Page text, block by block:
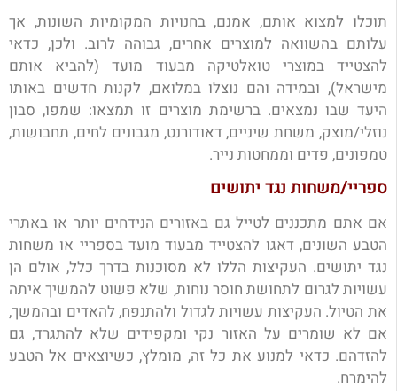
תוכלו למצוא אותם, אמנם, בחנויות המקומיות השונות, אך
עלותם בהשוואה למוצרים אחרים, גבוהה לרוב. ולכן, כדאי
להצטייד במוצרי טואלטיקה מבעוד מועד (להביא אותם
מישראל), ובמידה והם נוצלו במלואם, לקנות חדשים באותו
היעד שבו נמצאים. ברשימת מוצרים זו תמצאו: שמפו, סבון
נוזלי/מוצק, משחת שיניים, דאודורנט, מגבונים לחים, תחבושות,
טמפונים, פדים וממחטות נייר.
ספריי/משחות נגד יתושים
אם אתם מתכננים לטייל גם באזורים הנידחים יותר או באתרי
הטבע השונים, דאגו להצטייד מבעוד מועד בספריי או משחות
נגד יתושים. העקיצות הללו לא מסוכנות בדרך כלל, אולם הן
עשויות לגרום לתחושת חוסר נוחות, שלא פשוט להמשיך איתה
את הטיול. העקיצות עשויות לגדול ולהתנפח, להאדים ובהמשך,
אם לא שומרים על האזור נקי ומקפידים שלא להתגרד, גם
להזדהם. כדאי למנוע את כל זה, מומלץ, כשיוצאים אל הטבע
להימרח.